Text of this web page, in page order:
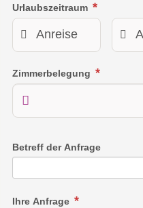
Urlaubszeitraum
Zimmerbelegung
Betreff der Anfrage
Ihre Anfrage